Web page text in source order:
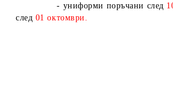
- униформи поръчани след
след 01 октомври.